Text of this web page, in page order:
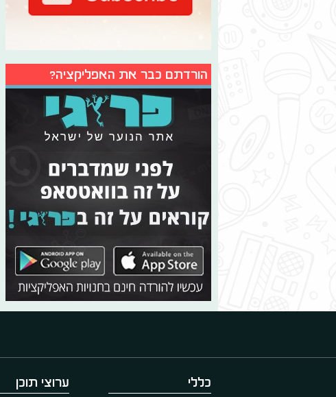
הורדתם כבר את האפליקציה?
כללי ערוצי תוכן